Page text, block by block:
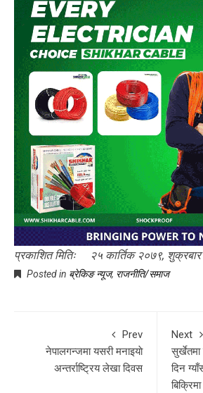
प्रकाशित मितिः २५ कार्तिक २०७९,
Posted in ब्रेकिङ न्यूज, राजनीति/समाज
Prev
नेपालगन्जमा यसरी मनाइयाे
अन्तर्राष्ट्रिय लेखा दिवस
Next
दिन